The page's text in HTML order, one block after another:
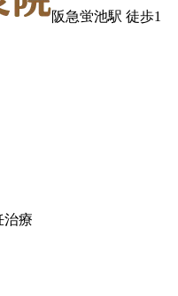
阪急蛍池駅 徒歩1
治療